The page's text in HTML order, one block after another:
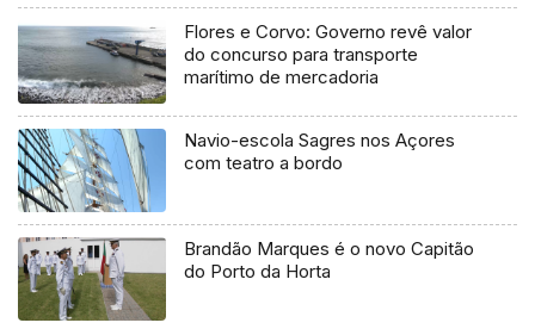
Flores e Corvo: Governo revê valor
do concurso para transporte
marítimo de mercadoria
Navio-escola Sagres nos Açores
com teatro a bordo
Brandão Marques é o novo Capitão
do Porto da Horta